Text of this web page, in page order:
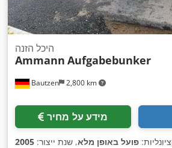
Bautzen 2,800 km
היכל הזנה
Ammann Aufgabebunker
מידע על מחיר
פועל באופן מלא, שנת ייצור: 2005